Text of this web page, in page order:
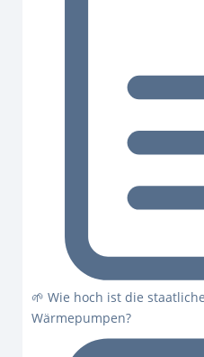
🌱 Wie hoch ist die
Wärmepumpen?